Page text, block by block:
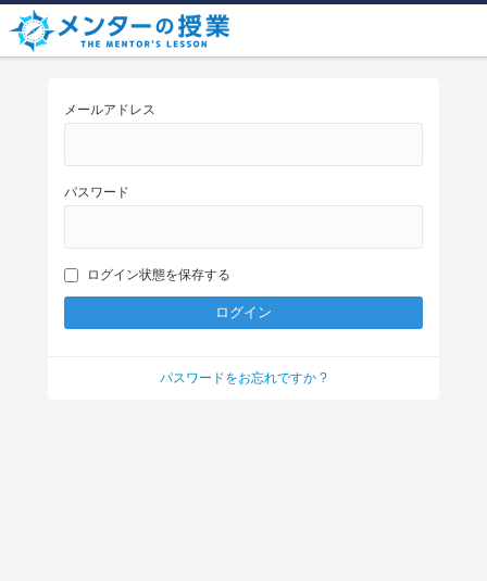
メールアドレス
パスワード
ログイン状態を保存する
パスワードをお忘れですか ?